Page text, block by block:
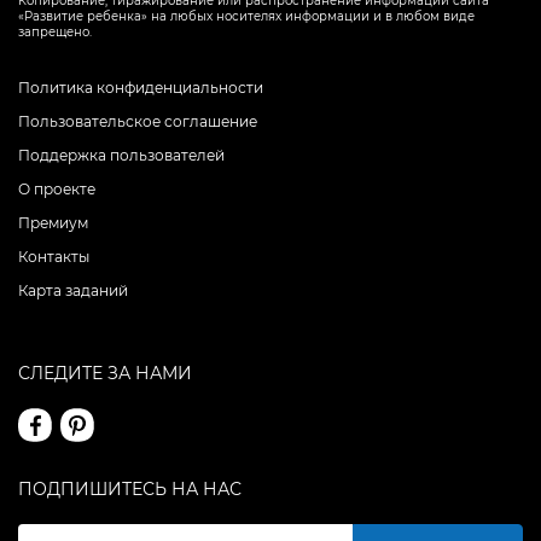
«Развитие ребенка» на любых носителях информации и в любом виде
запрещено.
Политика конфиденциальности
Пользовательское соглашение
Поддержка пользователей
О проекте
Премиум
Контакты
Карта заданий
СЛЕДИТЕ ЗА НАМИ
ПОДПИШИТЕСЬ НА НАС